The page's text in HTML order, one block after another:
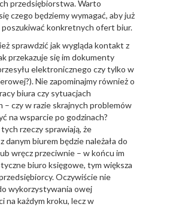
przedsiębiorstwa. Warto
czego będziemy wymagać, aby już
poszukiwać konkretnych ofert biur.
sprawdzić jak wygląda kontakt z
przekazuje się im dokumenty
elektronicznego czy tylko w
Nie zapominajmy również o
biura czy sytuacjach
– czy w razie skrajnych problemów
na wsparcie po godzinach?
rzeczy sprawiają, że
danym biurem będzie należała do
wręcz przeciwnie – w końcu im
biuro księgowe, tym większa
Oczywiście nie
wykorzystywania owej
na każdym kroku, lecz w